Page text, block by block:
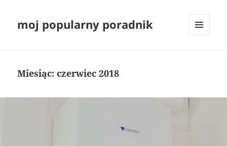
moj popularny poradnik
Miesiąc:czerwiec 2018